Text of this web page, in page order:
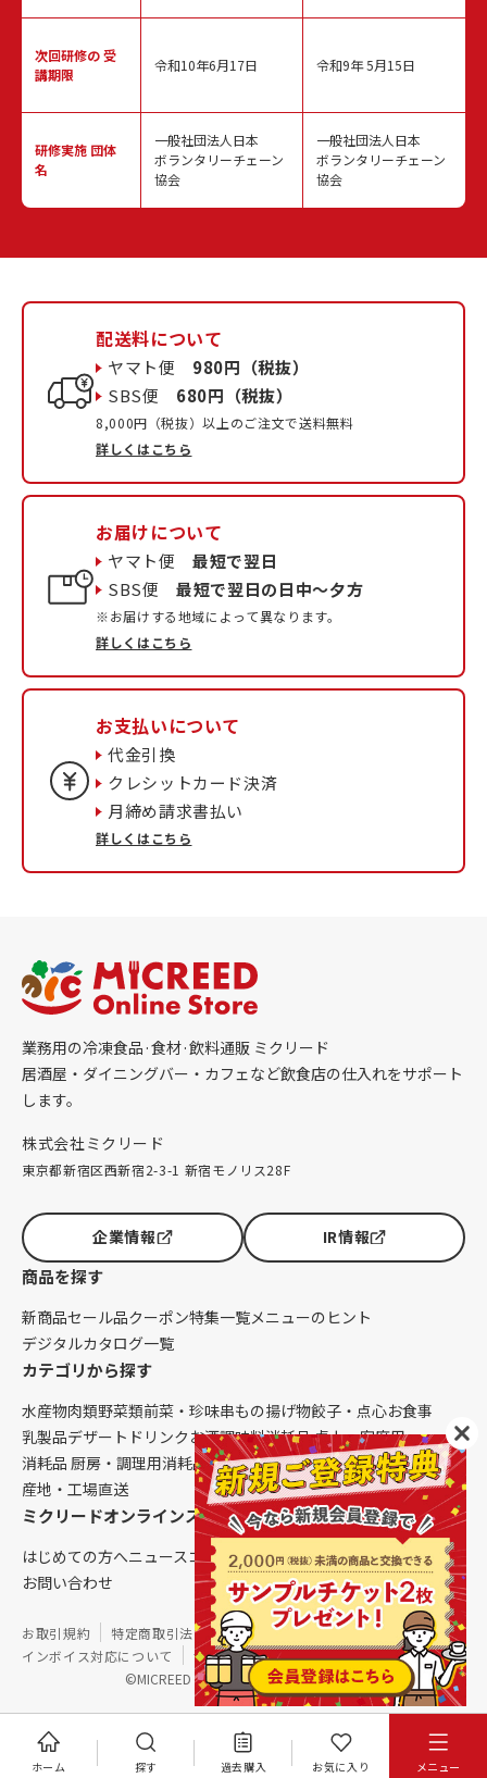
ホーム 探す 過去購入 お気に入り メニュー
次回研修の受
講期限
研修実施 団体
名
令和10年6月17日
一般社団法人日本
ボランタリーチェーン
協会
令和9年 5月15日
一般社団法人日本
ボランタリーチェーン
協会
配送料について
ヤマト便 980円（税抜）
SBS便 680円（税抜）
8,000円（税抜）以上のご注文で送料無料
詳しくはこちら
お届けについて
ヤマト便最短で翌日
SBS便最短で翌日の日中〜夕方
※お届けする地域によって異なります。
詳しくはこちら
お支払いについて
代金引換
クレシットカード決済
月締め請求書払い
詳しくはこちら
業務用の冷凍食品·食材·飲料通販 ミクリード
居酒屋・ダイニングバー・カフェなど飲食店の仕入れをサポート
します。
株式会社ミクリード
東京都新宿区西新宿2-3-1 新宿モノリス28F
企業情報 IR情報
商品を探す
新商品セール品クーポン特集一覧メニューのヒント
デジタルカタログ一覧
カテゴリから探す
水産物肉類野菜類前菜・珍味串もの揚げ物餃子・点心お食事
乳製品デザート ドリンク お酒調味料消耗品 卓上・客席用
消耗品 厨房・調理用消耗品 クレンリネス生鮮品（配送便限定）
産地・工場直送
ミクリードオンラインストアについて
はじめての方へニュースコラムご利用ガイド会社概要
お問い合わせ
©MICREED CO.,LTD. All Rights Reserved.
お取引規約 特定商取引法に基づく表記
個人情報保護方針
インボイス対応について
サイトマップ